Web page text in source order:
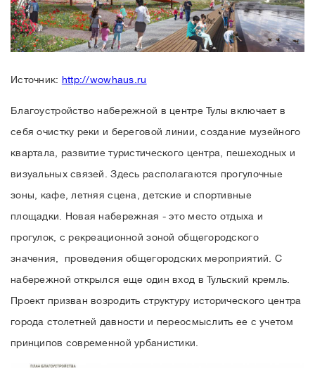
Источник: http://wowhaus.ru
Благоустройство набережной в центре Тулы включает в
себя очистку реки и береговой линии, создание музейного
квартала, развитие туристического центра, пешеходных и
визуальных связей. Здесь располагаются прогулочные
зоны, кафе, летняя сцена, детские и спортивные
площадки. Новая набережная - это место отдыха и
прогулок, с рекреационной зоной общегородского
значения, проведения общегородских мероприятий. С
набережной открылся еще один вход в Тульский кремль.
Проект призван возродить структуру исторического центра
города столетней давности и переосмыслить ее с учетом
принципов современной урбанистики.